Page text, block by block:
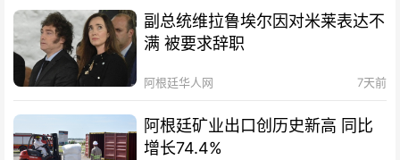
副总统维拉鲁埃尔因对米莱表达不
满 被要求辞职
阿根廷华人网 7天前
阿根廷矿业出口创历史新高 同比
增长74.4%